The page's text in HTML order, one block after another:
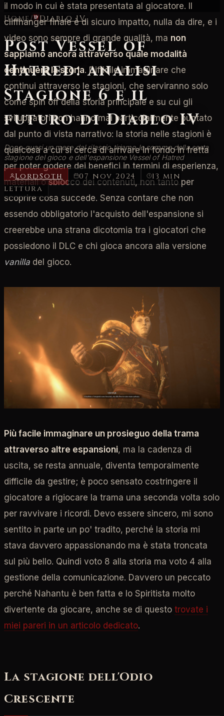
Home/ Diablo IV
Post Vessel of
Hatred: analisi
Stagione 6 e il
futuro di Diablo IV
Dopo quasi un mese dal rilascio tiriamo le somme della sesta
stagione del gioco e dell'espansione Vessel of Hatred
LordSoth 07 nov 2024
13 min
lettura
il modo in cui è stata presentata al giocatore. Il
cliffhanger finale è di sicuro impatto, nulla da dire, e i
video sono sempre di grande qualità, ma non
sappiamo ancora attraverso quale modalità
continuerà la storia. Difficile immaginare che
continui attraverso le stagioni, che serviranno solo
come spin off della storia principale e su cui gli
sviluppatori non hanno mai particolarmente puntato
dal punto di vista narrativo: la storia nelle stagioni è
qualcosa a cui si cerca di arrivare in fondo in fretta
per poter godere dei benefici in termini di esperienza,
materiali o sblocco dei contenuti, non tanto per
scoprire cosa succede. Senza contare che non
essendo obbligatorio l'acquisto dell'espansione si
creerebbe una strana dicotomia tra i giocatori che
possiedono il DLC e chi gioca ancora alla versione
vanilla del gioco.
Più facile immaginare un prosieguo della trama
attraverso altre espansioni, ma la cadenza di
uscita, se resta annuale, diventa temporalmente
difficile da gestire; è poco sensato costringere il
giocatore a rigiocare la trama una seconda volta solo
per ravvivare i ricordi. Devo essere sincero, mi sono
sentito in parte un po' tradito, perché la storia mi
stava davvero appassionando ma è stata troncata
sul più bello. Quindi voto 8 alla storia ma voto 4 alla
gestione della comunicazione. Davvero un peccato
perché Nahantu è ben fatta e lo Spiritista molto
divertente da giocare, anche se di questo trovate i
miei pareri in un articolo dedicato.
La stagione dell'Odio
Crescente